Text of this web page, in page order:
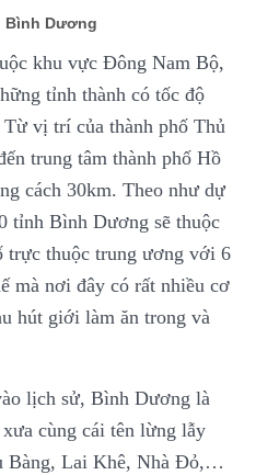
Bình Dương
khu vực Đông Nam Bộ,
tỉnh thành có tốc độ
vị trí của thành phố Thủ
trung tâm thành phố Hồ
cách 30km. Theo như dự
tỉnh Bình Dương sẽ thuộc
trực thuộc trung ương với 6
mà nơi đây có rất nhiều cơ
hút giới làm ăn trong và
lịch sử, Bình Dương là
cùng cái tên lừng lẫy
Bàng, Lai Khê, Nhà Đỏ,…